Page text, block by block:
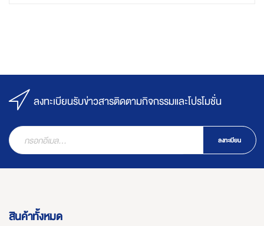
ลงทะเบียนรับข่าวสารติดตามกิจกรรมและโปรโมชั่น
ลงทะเบียน
สินค้าทั้งหมด